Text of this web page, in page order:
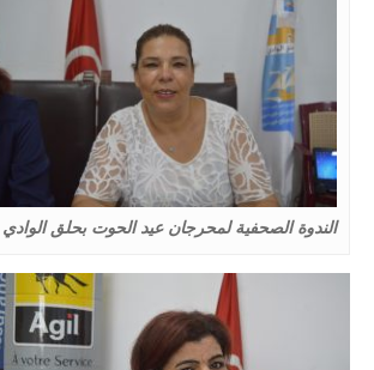
الندوة الصحفية لمحرجان عيد الحوت بحلق الوادي